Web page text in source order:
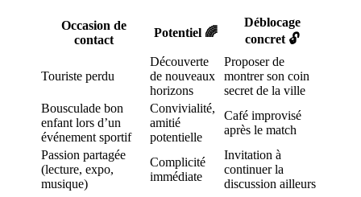
Occasion de
contact
Potentiel 🌈
Déblocage
concret 🔓
Touriste perdu
Découverte
de nouveaux
horizons
Proposer de
montrer son coin
secret de la ville
Bousculade bon
enfant lors d’un
événement sportif
Convivialité,
amitié
potentielle
Café improvisé
après le match
Passion partagée
(lecture, expo,
musique)
Complicité
immédiate
Invitation à
continuer la
discussion ailleurs